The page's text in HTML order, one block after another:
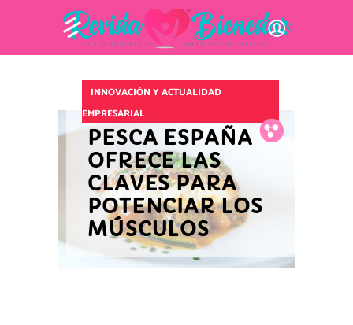
Fb.
Tw.
Pin.
INNOVACIÓN Y ACTUALIDAD
EMPRESARIAL
PESCA ESPAÑA
OFRECE LAS
CLAVES PARA
POTENCIAR LOS
MÚSCULOS